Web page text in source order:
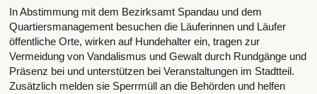
In Abstimmung mit dem Bezirksamt Spandau und dem
Quartiersmanagement besuchen die Läuferinnen und Läufer
öffentliche Orte, wirken auf Hundehalter ein, tragen zur
Vermeidung von Vandalismus und Gewalt durch Rundgänge und
Präsenz bei und unterstützen bei Veranstaltungen im Stadtteil.
Zusätzlich melden sie Sperrmüll an die Behörden und helfen